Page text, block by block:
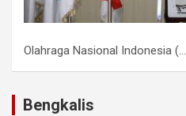
Olahraga Nasional Indonesia (...
Bengkalis